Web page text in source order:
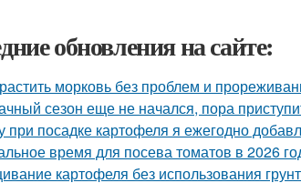
обновления на сайте:
морковь без проблем и
сезон еще не начался, пора
при посадке картофеля я ежегодно
время для посева томатов в 2026
картофеля без использования